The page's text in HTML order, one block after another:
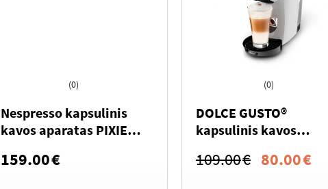
(0)
Nespresso kapsulinis
kavos aparatas PIXIE
159.00€
(0)
DOLCE GUSTO®
kapsulinis kavos
Genio S
109.00€ Original
80.00€